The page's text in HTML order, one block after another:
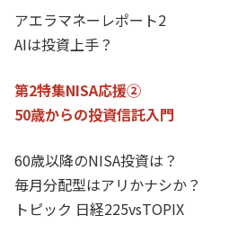
アエラマネーレポート2
AIは投資上手？
第2特集NISA応援②
50歳からの投資信託入門
60歳以降のNISA投資は？
毎月分配型はアリかナシか？
トピック 日経225vsTOPIX